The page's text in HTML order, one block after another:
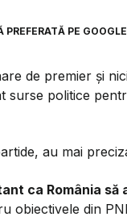
PE GOOGLE
de premier și
surse politice
au mai
ca România să
obiectivele din